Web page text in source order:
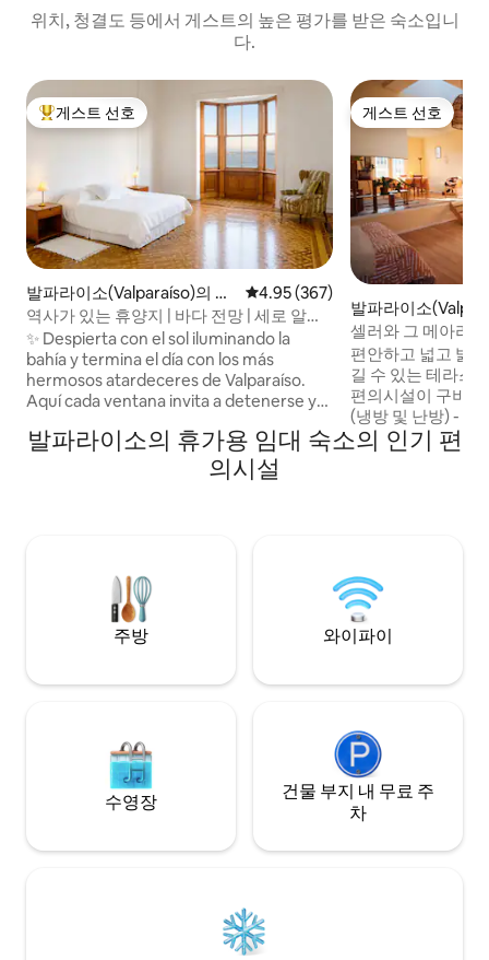
위치, 청결도 등에서 게스트의 높은 평가를 받은 숙소입니
다.
상위 게스트 선호
게스트 선호
발파라이소(Valparaíso)의 타
운하우스
평점 4.95점(5점 만점), 후기 367
4.95 (367)
역사가 있는 휴양지 | 바다 전망 | 세로 알레
그레
✨ Despierta con el sol iluminando la
bahía y termina el día con los más
hermosos atardeceres de Valparaíso.
Aquí cada ventana invita a detenerse y
independiente en una casona
patrimonial en Cerro Alegre. •
Dormitorio con parquet original, vista al
restaurantes. Vive la experiencia de una
auténtica casa patrimonial
게스트 선호
게스트 선호
발파라이소
프트
셀러와 그 메아리
편안하고 넓고 밝
길 수 있는 테라스가 있습
편의시설이 구비
(냉방 및 난방) - 온
과 같은 스트리밍
32인치 TV. -주방 도구 발파라이소 시민 센
발파라이소의 휴가용 임대 숙소의 인기 편
의시설
주방 와이파이
수영장
건물 부지 내 무료 주
차